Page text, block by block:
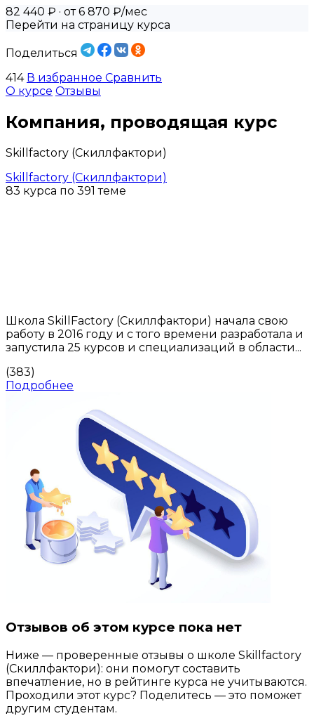
82 440 ₽ · от 6 870 ₽/мес
Перейти на страницу курса
Поделиться
414 В избранное Сравнить
О курсе Отзывы
Компания, проводящая курс
Skillfactory (Скиллфактори)
Skillfactory (Скиллфактори)
83 курса по 391 теме
Школа SkillFactory (Скиллфактори) начала свою
работу в 2016 году и с того времени разработала и
запустила 25 курсов и специализаций в области...
(383)
Подробнее
Отзывов об этом курсе пока нет
Ниже — проверенные отзывы о школе Skillfactory
(Скиллфактори): они помогут составить
впечатление, но в рейтинге курса не учитываются.
Проходили этот курс? Поделитесь — это поможет
другим студентам.